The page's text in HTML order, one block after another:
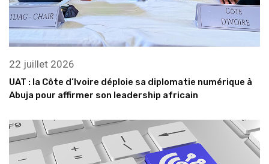
22 juillet 2026
UAT : la Côte d’Ivoire déploie sa diplomatie numérique à
Abuja pour affirmer son leadership africain